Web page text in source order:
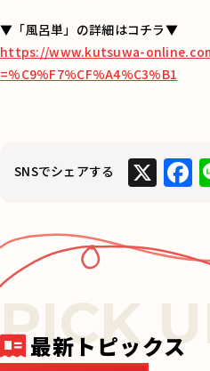
▼「風呂単」の詳細はコチラ▼
https://www.kutsuwa-
=%C9%F7%CF%A4%C3%B1
SNSでシェアする X F
a
e
o
o
最新トピックス